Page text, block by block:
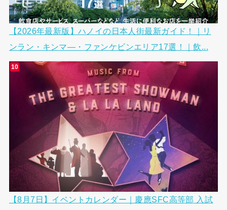
【2026年最新版】ハノイの日本人街最新ガイド！｜リ
ンラン・キンマ―・ファンケビンエリア17選！｜飲...
【8月7日】イベントカレンダー｜慶應SFC高等部 入試